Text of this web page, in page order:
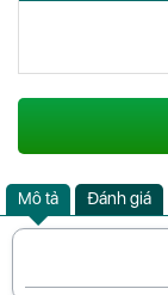
Mô tả Đánh giá